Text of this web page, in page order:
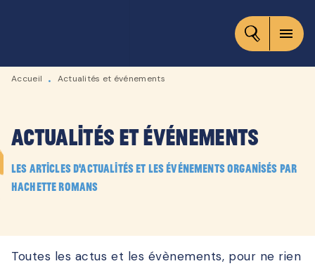
CONTENU
menu
Accueil • Actualités et événements
Actualités et événements
Les articles d'actualités et les événements organisés par
Hachette Romans
Toutes les actus et les évènements, pour ne rien